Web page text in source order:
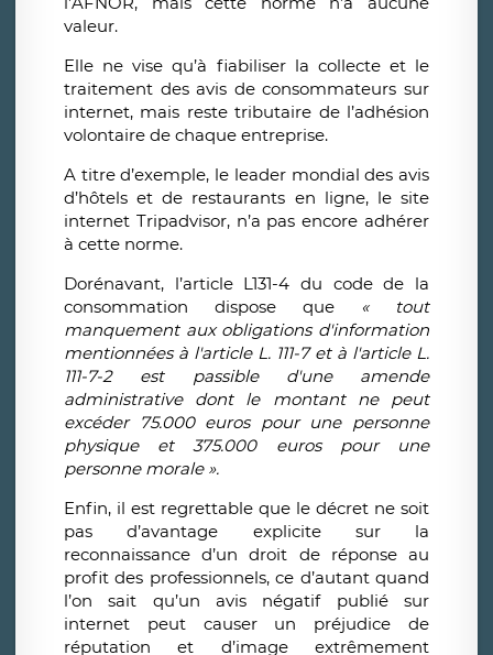
valeur.
Elle ne vise qu’à fiabiliser la collecte et le
traitement des avis de consommateurs sur
internet, mais reste tributaire de l’adhésion
volontaire de chaque entreprise.
A titre d’exemple, le leader mondial des avis
d’hôtels et de restaurants en ligne, le site
internet Tripadvisor, n’a pas encore adhérer
à cette norme.
Dorénavant, l’article L131-4 du code de la
consommation dispose que
« tout
manquement aux obligations d'information
mentionnées à l'article L. 111-7 et à l'article L.
111-7-2 est passible d'une amende
administrative dont le montant ne peut
excéder 75.000 euros pour une personne
physique et 375.000 euros pour une
personne morale ».
Enfin, il est regrettable que le décret ne soit
pas d’avantage explicite sur la
reconnaissance d’un droit de réponse au
profit des professionnels, ce d’autant quand
l’on sait qu’un avis négatif publié sur
internet peut causer un préjudice de
réputation et d’image extrêmement